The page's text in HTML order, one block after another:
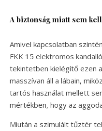
A biztonság miatt sem
Amivel kapcsolatban
FKK 15 elektromos
tekintetben kielégítő ezen
masszívan áll a lábain,
tartós használat mellett
mértékben, hogy az
Miután a szimulált tűztér